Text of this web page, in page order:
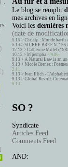
.
.
.
Le blog se remplit
mes archives en
Voici les dernières
(date de
5.15 > Christo : Mur de barils
5.14 > SOIRÉE BREF
12.13 > Catherine Millet
10.13 > M'pempba < 4.06
9.13 > A Natural Law is an
9.13 > Nicole Brenez :
2.11
9.13 > Ivan Illich -
9.13 > Global Revolt,
9.13
SO ?
Syndicate
Articles Feed
Comments Feed
AND: